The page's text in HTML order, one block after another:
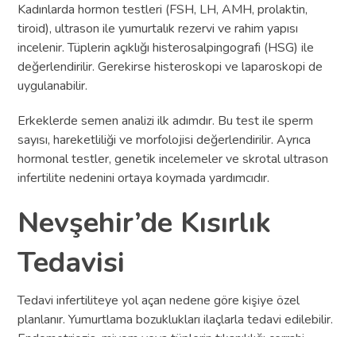
Kadınlarda hormon testleri (FSH, LH, AMH, prolaktin,
tiroid), ultrason ile yumurtalık rezervi ve rahim yapısı
incelenir. Tüplerin açıklığı histerosalpingografi (HSG) ile
değerlendirilir. Gerekirse histeroskopi ve laparoskopi de
uygulanabilir.
Erkeklerde semen analizi ilk adımdır. Bu test ile sperm
sayısı, hareketliliği ve morfolojisi değerlendirilir. Ayrıca
hormonal testler, genetik incelemeler ve skrotal ultrason
infertilite nedenini ortaya koymada yardımcıdır.
Nevşehir’de Kısırlık
Tedavisi
Tedavi infertiliteye yol açan nedene göre kişiye özel
planlanır. Yumurtlama bozuklukları ilaçlarla tedavi edilebilir.